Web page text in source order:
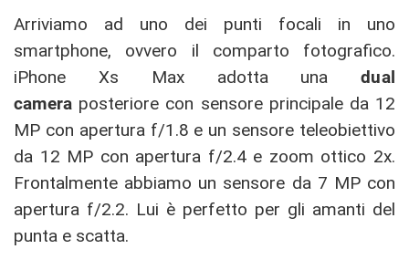
Arriviamo ad uno dei punti focali in uno
smartphone, ovvero il comparto fotografico.
iPhone Xs Max adotta unadual
camera posteriore con sensore principale da 12
MP con apertura f/1.8 e un sensore teleobiettivo
da 12 MP con apertura f/2.4 e zoom ottico 2x.
Frontalmente abbiamo un sensore da 7 MP con
apertura f/2.2. Lui è perfetto per gli amanti del
punta e scatta.